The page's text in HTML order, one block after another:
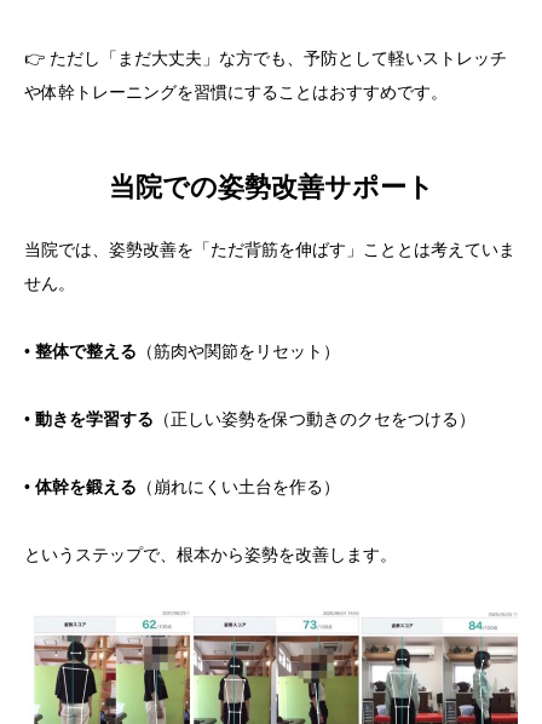
👉 ただし「まだ大丈夫」な方でも、予防として軽いストレッチ
や体幹トレーニングを習慣にすることはおすすめです。
当院での姿勢改善サポート
当院では、姿勢改善を「ただ背筋を伸ばす」こととは考えていま
せん。
• 整体で整える （筋肉や関節をリセット）
• 動きを学習する （正しい姿勢を保つ動きのクセをつける）
• 体幹を鍛える （崩れにくい土台を作る）
というステップで、根本から姿勢を改善します。